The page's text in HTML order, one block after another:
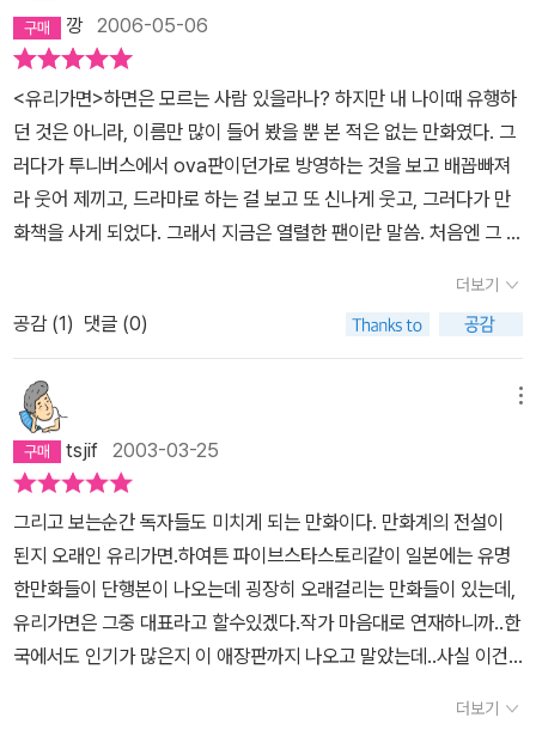
들어가서 영혼으로 쓰고 그린 것들은 아름다울 수밖에 없지만 이 만
화는 아마도, 배우가 되고 싶었던 작가의 소망이 담기지 않았을까 하
는 상상을 하게 만든다. 나는 마야가 폭풍의 언덕의 캐더린을 연기하
는 장면에서 울었다. 폭풍의 언덕을 책으로 읽을 때는 히스클리프가
미친놈 이상이 아니라고 생각했었는데 캐더린의 유령이 나타났다는
말을 듣고 미친 듯 그녀의 이름을 부르는 대목에서 정말 이렇게 사랑
할 수도 있겠구나 싶어서 그 새벽에 가슴을 저미며 울었다. 나이 서른
여덟에.물론 다시 읽으니 전형적인 만화적 구도가 눈에 보이고 마야
와 아유미의 대결구도도 정형화가 되어 읽히긴 한다. 일본만화에서
기엔 좀더 화려하고 뛰어나 보이는 사람에게 세간의 이목이 집중되지
만 사실은 미묘한 차이, 섬세한 천재성으로 인해 결국은 초라해 보이
던 주인공에게 승리의 눈길이 돌아가는, 그런 구조 말이다. 어째 매번
마야의 소박하지만 생동감있는 타고난 끼를 누군가가 발견해주는가
말이다. 실제로 우리들은, 우리들의 선행과 뛰어남은 종종 아무의 눈
에도 띄질 않아 그냥 그대로 묻혀버리곤 하지 않는가 말이다.그러나,
마야와 아유미가 전혀 다른 양상으로 방향으로 자신들의 과제를 소화
해 가는 모습은 정말 예측이 불가하다. 천재는 마야가 아니라 작가 바
로 자신이다.
깡2006-05-06
<유리가면>하면은 모르는 사람 있을라나? 하지만 내 나이때 유행하
던 것은 아니라, 이름만 많이 들어 봤을 뿐 본 적은 없는 만화였다. 그
러다가 투니버스에서 ova판이던가로 방영하는 것을 보고 배꼽빠져
라 웃어 제끼고, 드라마로 하는 걸 보고 또 신나게 웃고, 그러다가 만
화책을 사게 되었다. 그래서 지금은 열렬한 팬이란 말씀. 처음엔 그 유
기대도 하지 않았던 만화인데, 어쩜 이렇게 매력덩어리일 수 있나! 주
인공이 하나씩 하나씩 시련을 깨가는 과정이 너무도 재밌어서 손을
뗄 수가 없더라. 덤으로 주인공의 사랑도.. 아아.. 이건 진부하달 수도
있는 사랑이야기인데 왜 이리도 사람을 설레게 하는지. 왜 온 마음으
로 둘을 응원하게 되는 건지. 작가님의 기량이 정말 대단하고 밖엔 생
각할 수 없다. 아직도 완결나지 않은 위대한 이야기.(라고 하니 숭배
자 같군..) 정말 절실히 해피엔딩을 바라며 지켜보고 있다.
더보기
공감 (1) 댓글 (0)
tsjif 2003-03-25
그리고 보는순간 독자들도 미치게 되는 만화이다. 만화계의 전설이
된지 오래인 유리가면.하여튼 파이브스타스토리같이 일본에는 유명
한만화들이 단행본이 나오는데 굉장히 오래걸리는 만화들이 있는데,
유리가면은 그중 대표라고 할수있겠다.작가 마음대로 연재하니까..한
국에서도 인기가 많은지 이 애장판까지 나오고 말았는데..사실 이건
데다가,종이질도 형편없고 두껍지만 처리는 안되어있어서 보다가 찢
더보기